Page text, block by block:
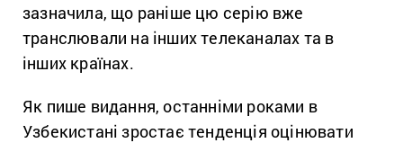
зазначила, що раніше цю серію вже
транслювали на інших телеканалах та в
інших країнах.
Як пише видання, останніми роками в
Узбекистані зростає тенденція оцінювати